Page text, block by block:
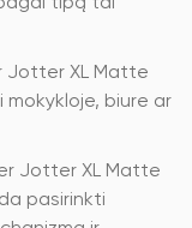
tipą tai
Jotter XL Matte
mokykloje, biure ar
Jotter XL Matte
pasirinkti